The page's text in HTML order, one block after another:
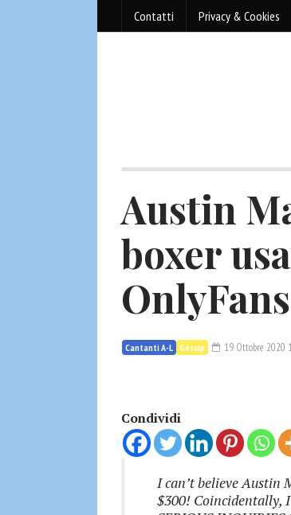
Contatti Privacy & Cookies
Austin
boxer
OnlyFans
Cantanti A-L Gossip 19 Ottobre 2020
Condividi
I can’t believe Austin
$300! Coincidentally,